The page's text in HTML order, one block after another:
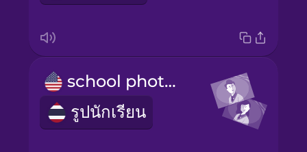
school photos
รูปนักเรียน